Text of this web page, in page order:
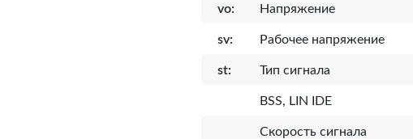
vo: Напряжение
sv: Рабочее напряжение
st: Тип сигнала
BSS, LIN IDE
Скорость сигнала